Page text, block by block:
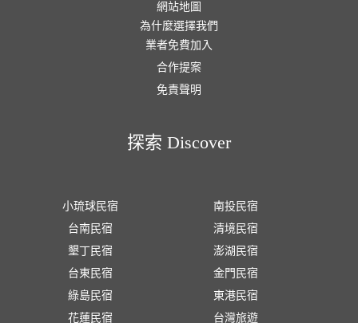
網站地圖
為什麼選擇我們
業者免費加入
合作提案
免責聲明
探索 Discover
小琉球民宿
台南民宿
墾丁民宿
台東民宿
綠島民宿
花蓮民宿
南投民宿
清境民宿
澎湖民宿
金門民宿
東港民宿
台灣旅遊